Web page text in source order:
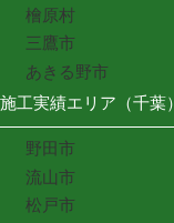
檜原村
三鷹市
あきる野市
施工実績エリア（千葉）
野田市
流山市
松戸市